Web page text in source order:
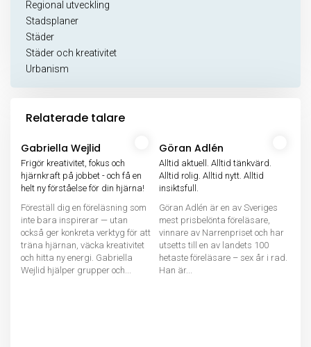
Regional utveckling
Stadsplaner
Städer
Städer och kreativitet
Urbanism
Relaterade talare
Gabriella Wejlid
Frigör kreativitet, fokus och
hjärnkraft på jobbet - och få en
helt ny förståelse för din hjärna!
Föreställ dig en föreläsning som
inte bara inspirerar — utan
också ger konkreta verktyg för att
träna hjärnan, väcka kreativitet
och hitta ny energi. Gabriella
Wejlid hjälper grupper och...
Göran Adlén
Alltid aktuell. Alltid tänkvärd.
Alltid rolig. Alltid nytt. Alltid
insiktsfull.
Göran Adlén är en av Sveriges
mest prisbelönta föreläsare,
vinnare av Narrenpriset och har
utsetts till en av landets 100
hetaste föreläsare – sex år i rad.
Han är...